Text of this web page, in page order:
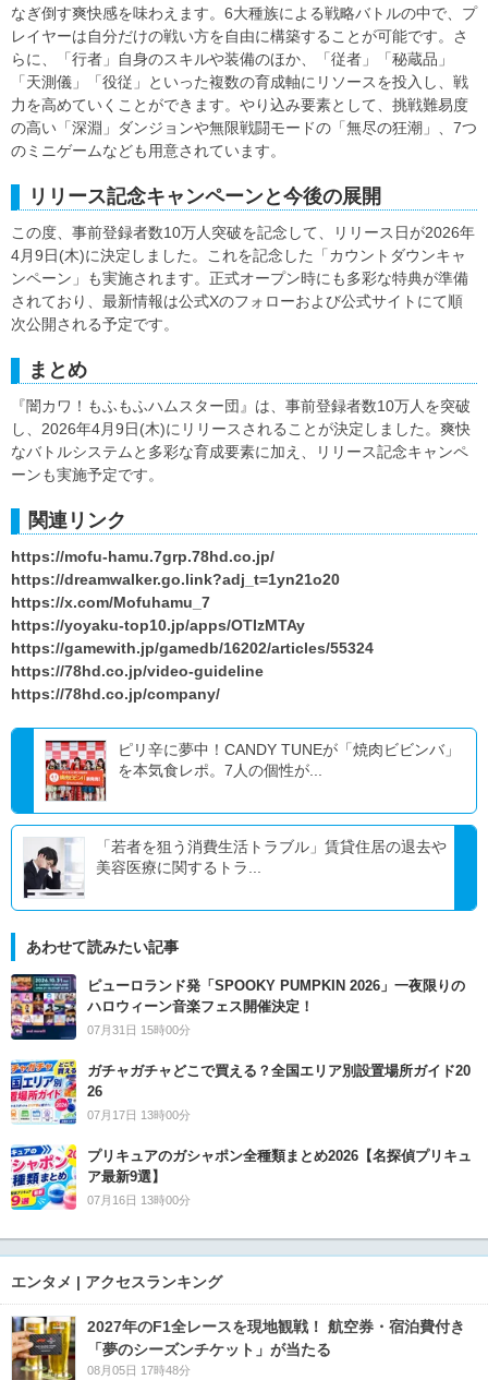
なぎ倒す爽快感を味わえます。6大種族による戦略バトルの中で、プ
レイヤーは自分だけの戦い方を自由に構築することが可能です。さ
らに、「行者」自身のスキルや装備のほか、「従者」「秘蔵品」
「天測儀」「役従」といった複数の育成軸にリソースを投入し、戦
力を高めていくことができます。やり込み要素として、挑戦難易度
の高い「深淵」ダンジョンや無限戦闘モードの「無尽の狂潮」、7つ
のミニゲームなども用意されています。
リリース記念キャンペーンと今後の展開
この度、事前登録者数10万人突破を記念して、リリース日が2026年
4月9日(木)に決定しました。これを記念した「カウントダウンキャ
ンペーン」も実施されます。正式オープン時にも多彩な特典が準備
されており、最新情報は公式Xのフォローおよび公式サイトにて順
次公開される予定です。
まとめ
『闇カワ！もふもふハムスター団』は、事前登録者数10万人を突破
し、2026年4月9日(木)にリリースされることが決定しました。爽快
なバトルシステムと多彩な育成要素に加え、リリース記念キャンペ
ーンも実施予定です。
関連リンク
https://mofu-hamu.7grp.78hd.co.jp/
https://dreamwalker.go.link?adj_t=1yn21o20
https://x.com/Mofuhamu_7
https://yoyaku-top10.jp/apps/OTIzMTAy
https://gamewith.jp/gamedb/16202/articles/55324
https://78hd.co.jp/video-guideline
https://78hd.co.jp/company/
ピリ辛に夢中！CANDY TUNEが「焼肉ビビンバ」
を本気食レポ。7人の個性が...
「若者を狙う消費生活トラブル」賃貸住居の退去や
美容医療に関するトラ...
あわせて読みたい記事
ピューロランド発「SPOOKY PUMPKIN 2026」一夜限りの
ハロウィーン音楽フェス開催決定！
07月31日 15時00分
ガチャガチャどこで買える？全国エリア別設置場所ガイド20
26
07月17日 13時00分
プリキュアのガシャポン全種類まとめ2026【名探偵プリキュ
ア最新9選】
07月16日 13時00分
エンタメ | アクセスランキング
2027年のF1全レースを現地観戦！ 航空券・宿泊費付き
「夢のシーズンチケット」が当たる
08月05日 17時48分